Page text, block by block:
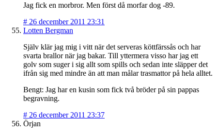
Jag fick en morbror. Men först då morfar dog -89.
# 26 december 2011 23:31
Lotten Bergman
Själv klär jag mig i vitt när det serveras köttfärssås och har
svarta brallor när jag bakar. Till yttermera visso har jag ett
golv som suger i sig allt som spills och sedan inte släpper det
ifrån sig med mindre än att man målar trasmattor på hela alltet.
Bengt: Jag har en kusin som fick två bröder på sin pappas
begravning.
# 26 december 2011 23:37
Örjan